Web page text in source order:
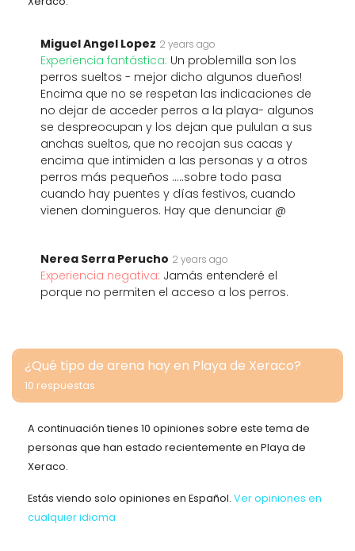
Miguel Angel Lopez 2 years ago
Experiencia fantástica: Un problemilla son los
perros sueltos - mejor dicho algunos dueños!
Encima que no se respetan las indicaciones de
no dejar de acceder perros a la playa- algunos
se despreocupan y los dejan que pululan a sus
anchas sueltos, que no recojan sus cacas y
encima que intimiden a las personas y a otros
perros más pequeños .....sobre todo pasa
cuando hay puentes y días festivos, cuando
vienen domingueros. Hay que denunciar @
Nerea Serra Perucho 2 years ago
Experiencia negativa: Jamás entenderé el
porque no permiten el acceso a los perros.
¿Qué tipo de arena hay en Playa de Xeraco?
10 respuestas
A continuación tienes 10 opiniones sobre este tema de
personas que han estado recientemente en Playa de
Xeraco.
Estás viendo solo opiniones en Español. Ver opiniones en
cualquier idioma